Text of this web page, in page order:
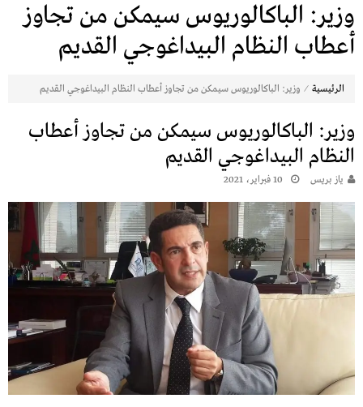
وزير: الباكالوريوس سيمكن من تجاوز
أعطاب النظام البيداغوجي القديم
الرئيسية ⁄ وزير: الباكالوريوس سيمكن من تجاوز أعطاب النظام البيداغوجي القديم
وزير: الباكالوريوس سيمكن من تجاوز أعطاب
النظام البيداغوجي القديم
يـاز بريـس 10 فبراير، 2021